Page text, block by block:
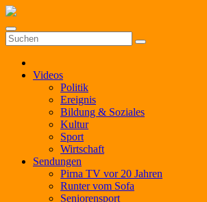
Zum
springen
Videos
Politik
Ereignis
Bildung & Soziales
Kultur
Sport
Wirtschaft
Sendungen
Pirna TV vor 20 Jahren
Runter vom Sofa
Seniorensport